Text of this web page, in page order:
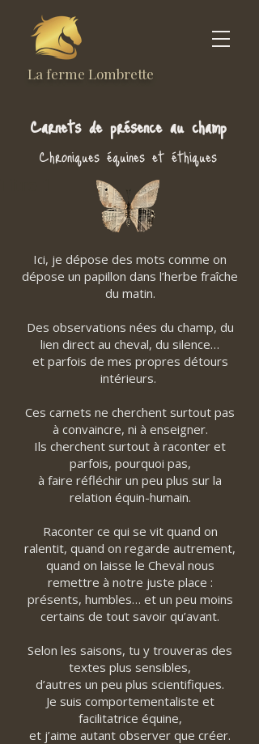
La ferme Lombrette
Carnets de présence au champ
Chroniques équines et éthiques
Ici, je dépose des mots comme on
dépose un papillon dans l’herbe fraîche
du matin.
Des observations nées du champ, du
lien direct au cheval, du silence…
et parfois de mes propres détours
intérieurs.
Ces carnets ne cherchent surtout pas
à convaincre, ni à enseigner.
Ils cherchent surtout à raconter et
parfois, pourquoi pas,
à faire réfléchir un peu plus sur la
relation équin-humain.
Raconter ce qui se vit quand on
ralentit, quand on regarde autrement,
quand on laisse le Cheval nous
remettre à notre juste place :
présents, humbles… et un peu moins
certains de tout savoir qu’avant.
Selon les saisons, tu y trouveras des
textes plus sensibles,
d’autres un peu plus scientifiques.
Je suis comportementaliste et
facilitatrice équine,
et j’aime autant observer que créer.